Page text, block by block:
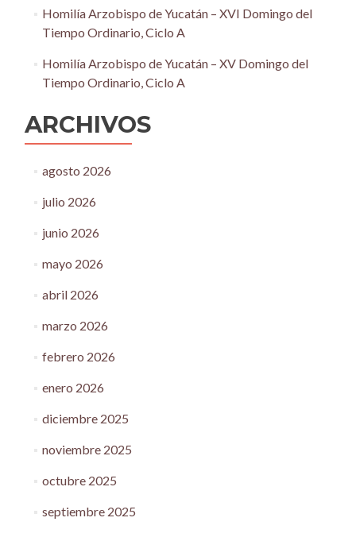
Homilía Arzobispo de Yucatán – XVI Domingo del
Tiempo Ordinario, Ciclo A
Homilía Arzobispo de Yucatán – XV Domingo del
Tiempo Ordinario, Ciclo A
ARCHIVOS
agosto 2026
julio 2026
junio 2026
mayo 2026
abril 2026
marzo 2026
febrero 2026
enero 2026
diciembre 2025
noviembre 2025
octubre 2025
septiembre 2025